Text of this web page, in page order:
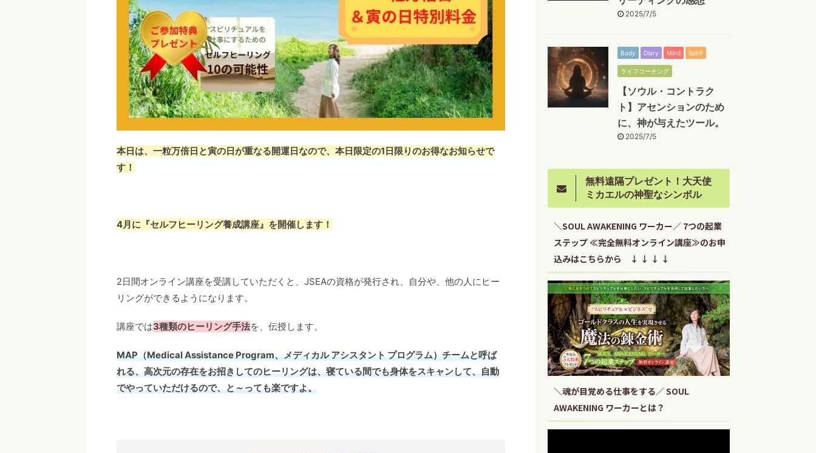
本日は、一粒万倍日と寅の日が重なる開運日なので、本日限定の1日限りのお得なお知らせで
す！
4月に『セルフヒーリング養成講座』を開催します！
2日間オンライン講座を受講していただくと、JSEAの資格が発行され、自分や、他の人にヒー
リングができるようになります。
講座では3種類のヒーリング手法を、伝授します。
MAP（Medical Assistance Program、メディカル アシスタント プログラム）チームと呼ば
れる、高次元の存在をお招きしてのヒーリングは、寝ている間でも身体をスキャンして、自動
でやっていただけるので、と～っても楽ですよ。
2025/7/5
Body Diary Mind Spirit
ライフコーチング
【ソウル・コントラク
ト】アセンションのため
に、神が与えたツール。
2025/7/5
無料遠隔プレゼント！大天使
ミカエルの神聖なシンボル
＼SOUL AWAKENING ワーカー／ 7つの起業
ステップ ≪完全無料オンライン講座≫のお申
込みはこちらから ↓ ↓ ↓ ↓
＼魂が目覚める仕事をする／ SOUL
AWAKENING ワーカーとは？